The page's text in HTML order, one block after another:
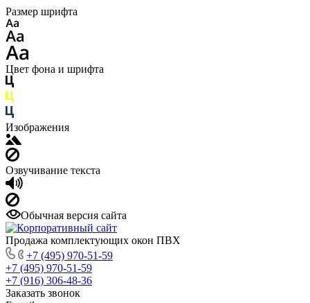
Размер шрифта
Цвет фона и шрифта
Изображения
Озвучивание текста
Обычная версия сайта
Продажа комплектующих окон ПВХ
+7 (495) 970-51-59
+7 (495) 970-51-59
+7 (916) 306-48-36
Заказать звонок